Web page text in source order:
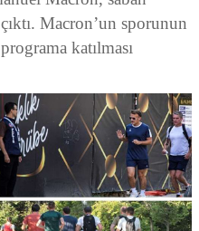
Macron’un sporunun
katılması